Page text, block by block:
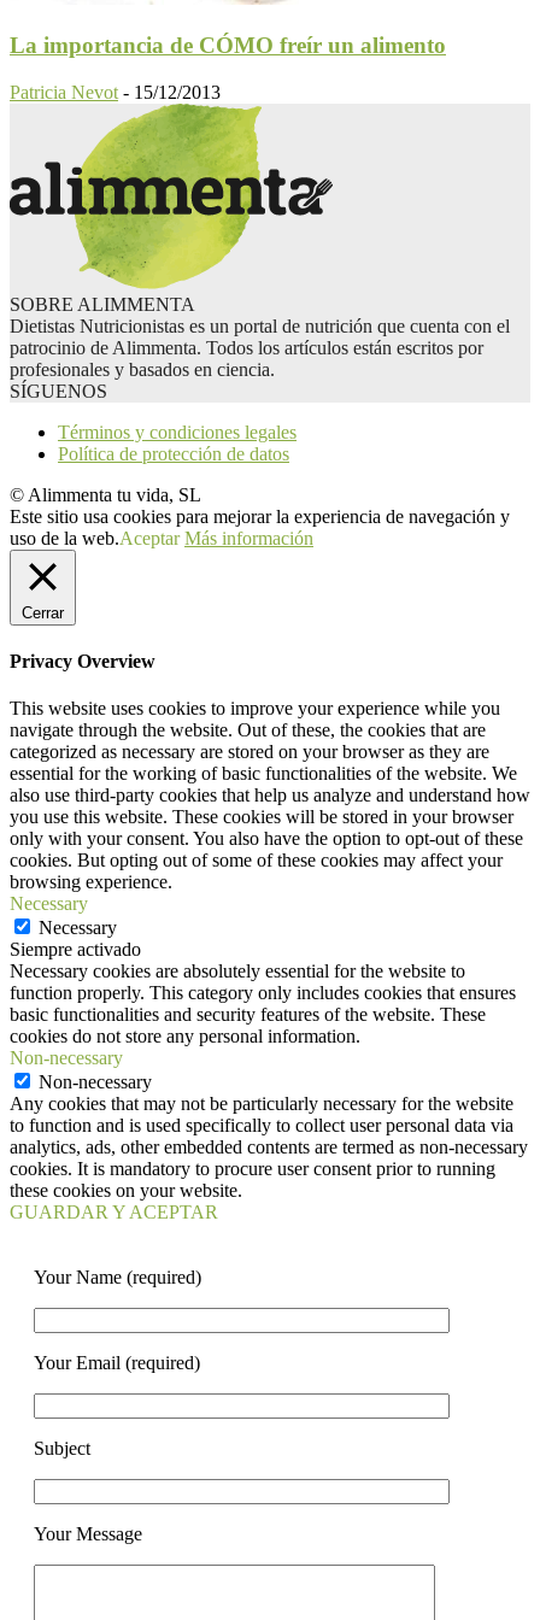
La importancia de CÓMO freír un alimento
Patricia Nevot - 15/12/2013
SOBRE ALIMMENTA
Dietistas Nutricionistas es un portal de nutrición que cuenta con el
patrocinio de Alimmenta. Todos los artículos están escritos por
profesionales y basados en ciencia.
SÍGUENOS
Términos y condiciones legales
Política de protección de datos
© Alimmenta tu vida, SL
Este sitio usa cookies para mejorar la experiencia de navegación y
uso de la web.Aceptar Más información
Cerrar
Privacy Overview
This website uses cookies to improve your experience while you
navigate through the website. Out of these, the cookies that are
categorized as necessary are stored on your browser as they are
essential for the working of basic functionalities of the website. We
also use third-party cookies that help us analyze and understand how
you use this website. These cookies will be stored in your browser
only with your consent. You also have the option to opt-out of these
cookies. But opting out of some of these cookies may affect your
browsing experience.
Necessary
Necessary
Siempre activado
Necessary cookies are absolutely essential for the website to
function properly. This category only includes cookies that ensures
basic functionalities and security features of the website. These
cookies do not store any personal information.
Non-necessary
Non-necessary
Any cookies that may not be particularly necessary for the website
to function and is used specifically to collect user personal data via
analytics, ads, other embedded contents are termed as non-necessary
cookies. It is mandatory to procure user consent prior to running
these cookies on your website.
GUARDAR Y ACEPTAR
Your Name (required)
Your Email (required)
Subject
Your Message